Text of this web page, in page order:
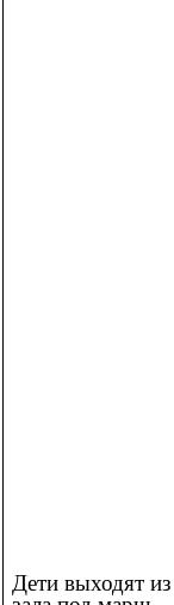
Дети выходят из